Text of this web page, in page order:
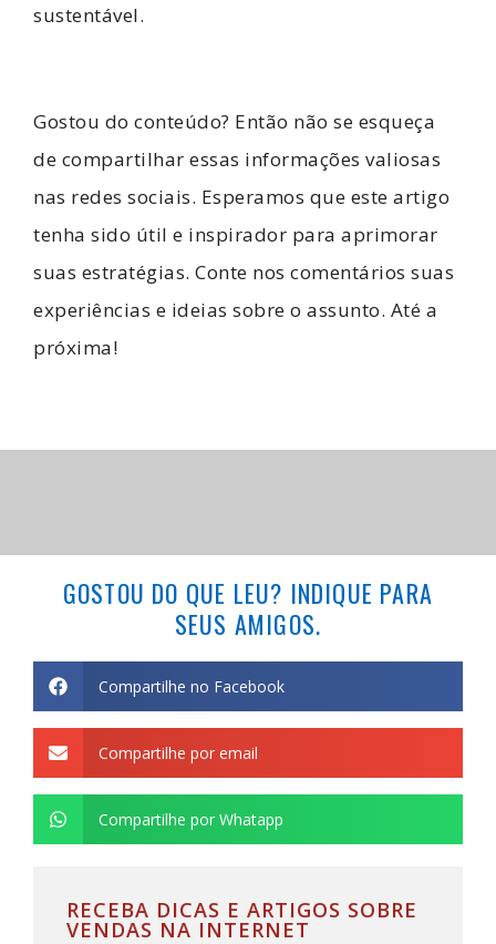
sustentável.
Gostou do conteúdo? Então não se esqueça
de compartilhar essas informações valiosas
nas redes sociais. Esperamos que este artigo
tenha sido útil e inspirador para aprimorar
suas estratégias. Conte nos comentários suas
experiências e ideias sobre o assunto. Até a
próxima!
GOSTOU DO QUE LEU? INDIQUE PARA
SEUS AMIGOS.
Compartilhe no Facebook
Compartilhe por email
Compartilhe por Whatapp
RECEBA DICAS E ARTIGOS SOBRE
VENDAS NA INTERNET